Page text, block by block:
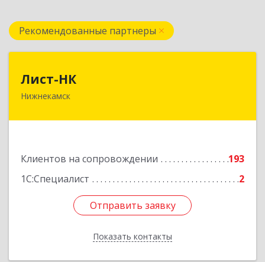
Рекомендованные партнеры
Лист-НК
Нижнекамск
Клиентов на сопровождении
193
1С:Специалист
2
Отправить заявку
Показать контакты
423585, Татарстан Респ, Нижнекамский р-н,
Отправить заявку
Назад